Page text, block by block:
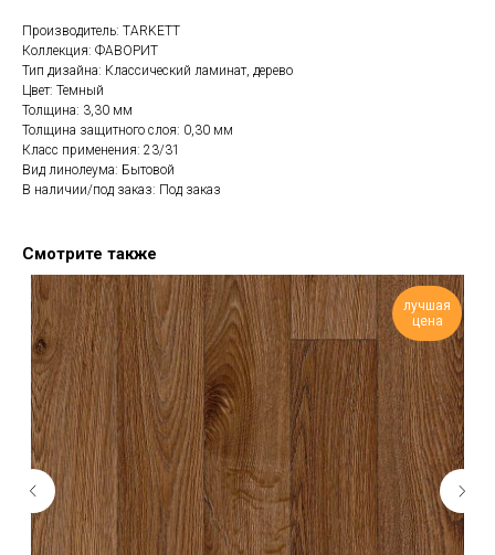
Производитель: TARKETT
Коллекция: ФАВОРИТ
Тип дизайна: Классический ламинат, дерево
Цвет: Темный
Толщина: 3,30 мм
Толщина защитного слоя: 0,30 мм
Класс применения: 23/31
Вид линолеума: Бытовой
В наличии/под заказ: Под заказ
Смотрите также
лучшая
цена